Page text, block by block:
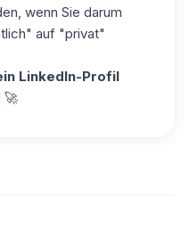
wenn Sie darum
auf "privat"
LinkedIn-Profil
🚀